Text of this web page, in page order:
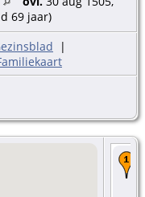
69 jaar)
|